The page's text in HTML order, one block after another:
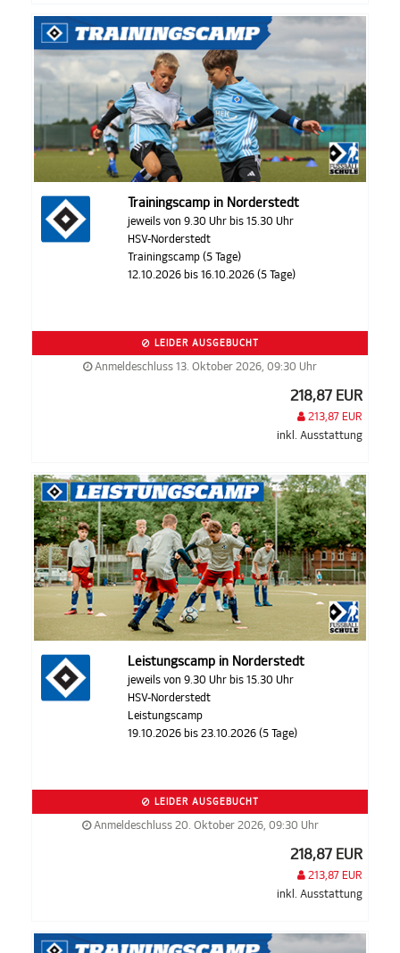
Trainingscamp in Norderstedt
jeweils von 9.30 Uhr bis 15.30 Uhr
HSV-Norderstedt
Trainingscamp (5 Tage)
12.10.2026 bis 16.10.2026 (5 Tage)
LEIDER AUSGEBUCHT
Anmeldeschluss 13. Oktober 2026, 09:30 Uhr
218,87 EUR
213,87 EUR
inkl. Ausstattung
Leistungscamp in Norderstedt
jeweils von 9.30 Uhr bis 15.30 Uhr
HSV-Norderstedt
Leistungscamp
19.10.2026 bis 23.10.2026 (5 Tage)
LEIDER AUSGEBUCHT
Anmeldeschluss 20. Oktober 2026, 09:30 Uhr
218,87 EUR
213,87 EUR
inkl. Ausstattung